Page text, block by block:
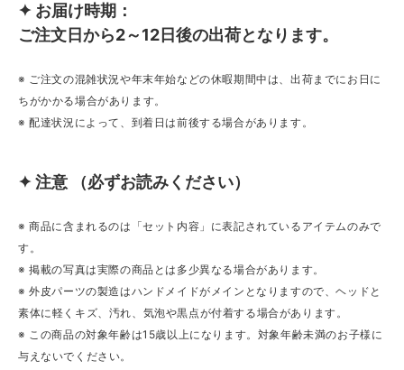
✦ お届け時期：
ご注文日から2～12日後の出荷となります。
※ ご注文の混雑状況や年末年始などの休暇期間中は、出荷までにお日に
ちがかかる場合があります。
※ 配達状況によって、到着日は前後する場合があります。
✦ 注意 （必ずお読みください）
※ 商品に含まれるのは「セット内容」に表記されているアイテムのみで
す。
※ 掲載の写真は実際の商品とは多少異なる場合があります。
※ 外皮パーツの製造はハンドメイドがメインとなりますので、ヘッドと
素体に軽くキズ、汚れ、気泡や黒点が付着する場合があります。
※ この商品の対象年齢は15歳以上になります。対象年齢未満のお子様に
与えないでください。